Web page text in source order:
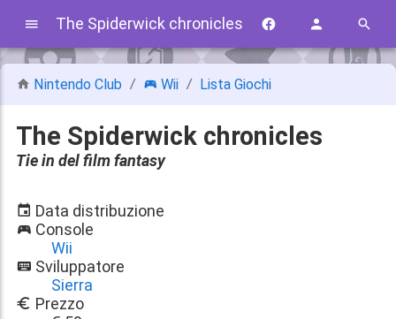
The Spiderwick chronicles
Nintendo Club Wii Lista Giochi
The Spiderwick chronicles
Tie in del film fantasy
Data distribuzione
Console
Wii
Sviluppatore
Sierra
Prezzo